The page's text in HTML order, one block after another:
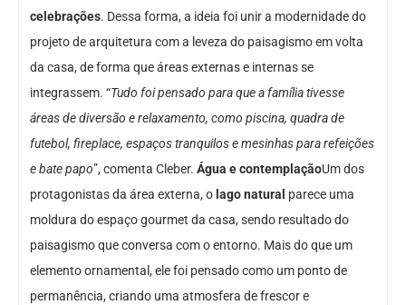
celebrações. Dessa forma, a ideia foi unir a modernidade do
projeto de arquitetura com a leveza do paisagismo em volta
da casa, de forma que áreas externas e internas se
integrassem. “Tudo foi pensado para que a família tivesse
áreas de diversão e relaxamento, como piscina, quadra de
futebol, fireplace, espaços tranquilos e mesinhas para refeições
e bate papo”, comenta Cleber. Água e contemplaçãoUm dos
protagonistas da área externa, o lago natural parece uma
moldura do espaço gourmet da casa, sendo resultado do
paisagismo que conversa com o entorno. Mais do que um
elemento ornamental, ele foi pensado como um ponto de
permanência, criando uma atmosfera de frescor e